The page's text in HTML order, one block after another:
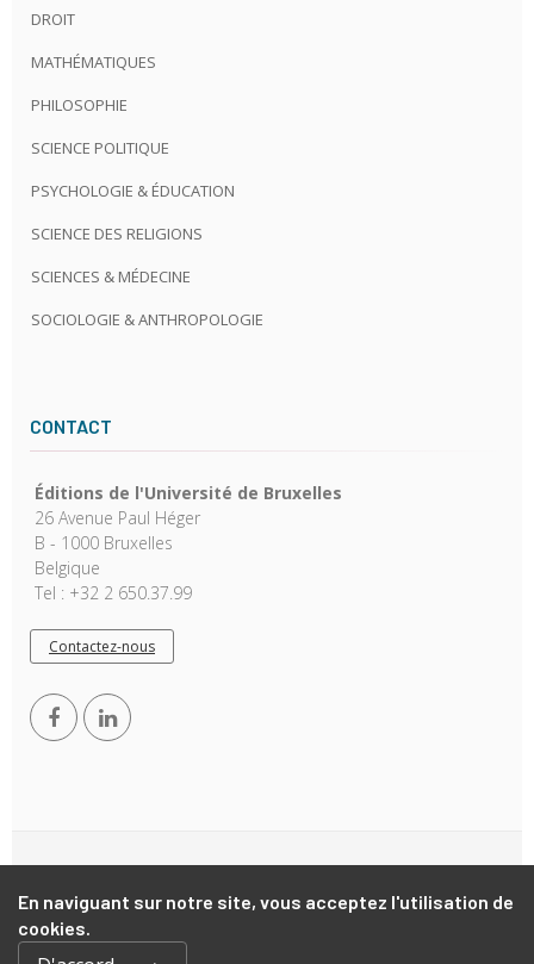
En naviguant sur notre site, vous acceptez l'utilisation de
cookies.
DROIT
MATHÉMATIQUES
PHILOSOPHIE
SCIENCE POLITIQUE
PSYCHOLOGIE & ÉDUCATION
SCIENCE DES RELIGIONS
SCIENCES & MÉDECINE
SOCIOLOGIE & ANTHROPOLOGIE
CONTACT
Éditions de l'Université de Bruxelles
26 Avenue Paul Héger
B - 1000 Bruxelles
Belgique
Tel : +32 2 650.37.99
Contactez-nous
Copyright © 2026, EUB. Powered byGiantChair. All Rights
Reserved